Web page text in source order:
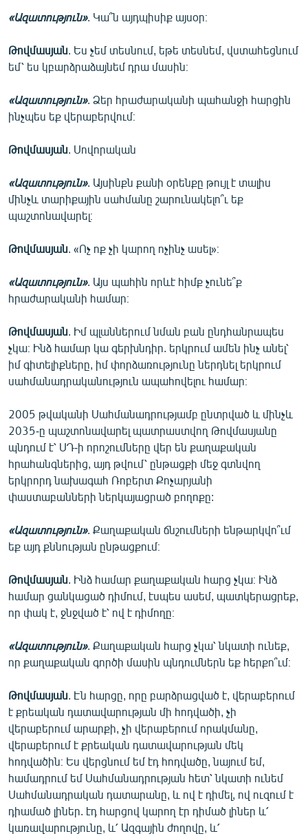
«Ազատություն». Կա՞ն այդպիսիք այսօր։
Թովմասյան . Ես չեմ տեսնում, եթե տեսնեմ, վստահեցնում
եմ՝ ես կբարձրաձայնեմ դրա մասին։
«Ազատություն». Ձեր հրաժարականի պահանջի հարցին
ինչպես եք վերաբերվում։
Թովմասյան . Սովորական
«Ազատություն». Այսինքն քանի օրենքը թույլ է տալիս
մինչև տարիքային սահմանը շարունակելո՞ւ եք
պաշտոնավարել։
Թովմասյան . «Ոչ ոք չի կարող ոչինչ ասել»։
«Ազատություն». Այս պահին որևէ հիմք չունե՞ք
հրաժարականի համար։
Թովմասյան . Իմ պլաններում նման բան ընդհանրապես
չկա։ Ինձ համար կա գերխնդիր. երկրում ամեն ինչ անել՝
իմ գիտելիքները, իմ փորձառությունը ներդնել երկրում
սահմանադրականություն ապահովելու համար։
2005 թվականի Սահմանադրությամբ ընտրված և մինչև
2035-ը պաշտոնավարել պատրաստվող Թովմասյանը
պնդում է՝ ՍԴ-ի որոշումները վեր են քաղաքական
հրահանգներից, այդ թվում՝ ընթացքի մեջ գտնվող
երկրորդ նախագահ Ռոբերտ Քոչարյանի
փաստաբանների ներկայացրած բողոքը:
«Ազատություն». Քաղաքական ճնշումների ենթարկվո՞ւմ
եք այդ քննության ընթացքում։
Թովմասյան . Ինձ համար քաղաքական հարց չկա։ Ինձ
համար ցանկացած դիմում, էսպես ասեմ, պատկերացրեք,
որ փակ է, ջնջված է՝ ով է դիմողը։
«Ազատություն». Քաղաքական հարց չկա՝ նկատի ունեք,
որ քաղաքական գործի մասին պնդումներն եք հերքո՞ւմ։
Թովմասյան . Էն հարցը, որը բարձրացված է, վերաբերում
է քրեական դատավարության մի հոդվածի, չի
վերաբերում արարքի, չի վերաբերում որակմանը,
վերաբերում է քրեական դատավարության մեկ
հոդվածին։ Ես վերցնում եմ էդ հոդվածը, նայում եմ,
համադրում եմ Սահմանադրության հետ՝ նկատի ունեմ
Սահմանադրական դատարանը, և ով է դիմել, ով ուզում է
դիամած լիներ. էդ հարցով կարող էր դիմած լիներ և՛
կառավարությունը, և՛ Ազգային ժողովը, և՛